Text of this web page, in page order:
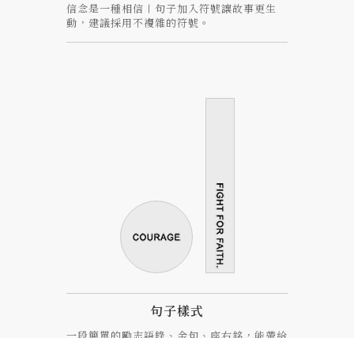
信念是一種相信〡句子加入符號讓故事更生
動，建議採用不複雜的符號。
句子樣式